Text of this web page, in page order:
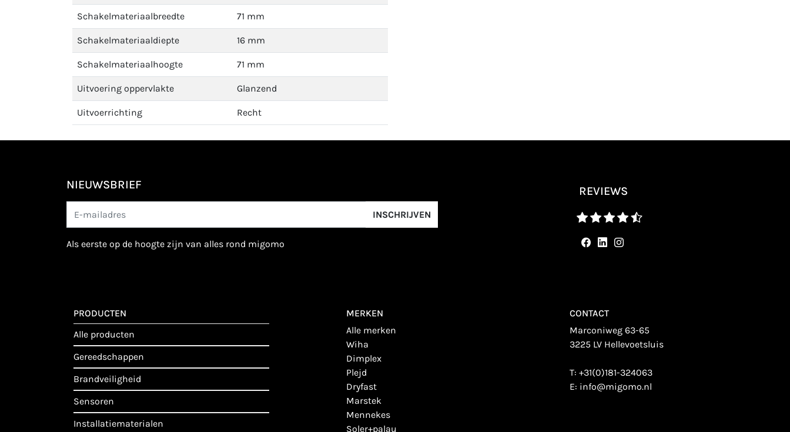
Schakelmateriaalbreedte 71 mm
Schakelmateriaaldiepte 16 mm
Schakelmateriaalhoogte 71 mm
Uitvoering oppervlakte Glanzend
Uitvoerrichting Recht
NIEUWSBRIEF
INSCHRIJVEN
als eerste op de hoogte zijn van alles rond migomo
REVIEWS
PRODUCTEN
alle producten
gereedschappen
brandveiligheid
sensoren
installatiematerialen
MERKEN
alle merken
wiha
dimplex
plejd
dryfast
marstek
mennekes
soler+palau
CONTACT
Marconiweg 63-65
3225 LV Hellevoetsluis
T:+31(0)181-324063
E: info@migomo.nl